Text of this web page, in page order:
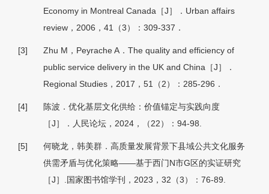
Economy in Montreal Canada［J］．Urban affairs
review，2006，41（3）：309-337．
[3]
Zhu M，Peyrache A．The quality and efficiency of
public service delivery in the UK and China［J］．
Regional Studies，2017，51（2）：285-296．
[4]
陈波．优化基层文化供给：价值锚定与实践向度
［J］．人民论坛，2024，（22）：94-98.
[5]
何晓龙，韩美群．高质量发展背景下县域公共文化服务
供需矛盾与优化策略——基于西门N市G区的实证研究
［J］.国家图书馆学刊，2023，32（3）：76-89.